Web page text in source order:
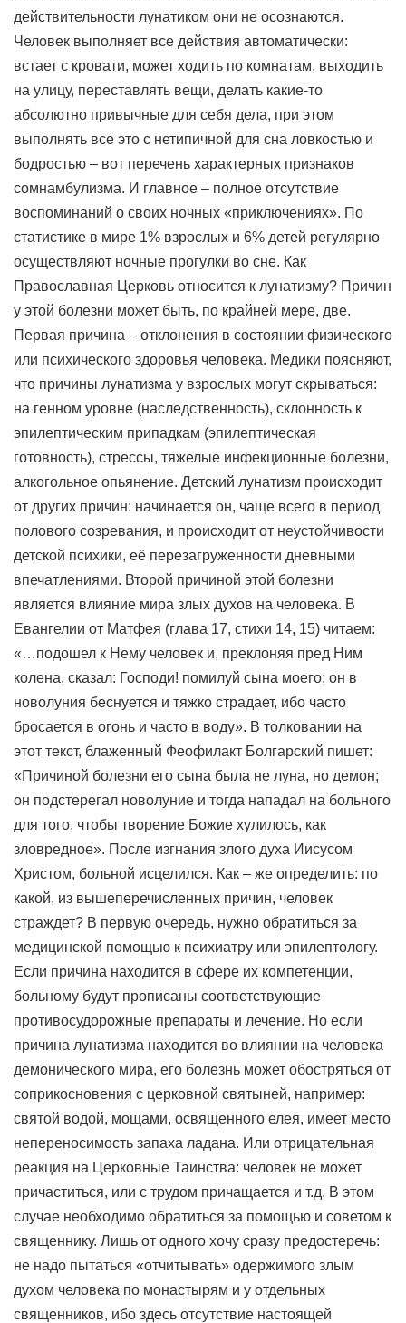
действительности лунатиком они не осознаются.
Человек выполняет все действия автоматически:
встает с кровати, может ходить по комнатам, выходить
на улицу, переставлять вещи, делать какие-то
абсолютно привычные для себя дела, при этом
выполнять все это с нетипичной для сна ловкостью и
бодростью – вот перечень характерных признаков
сомнамбулизма. И главное – полное отсутствие
воспоминаний о своих ночных «приключениях». По
статистике в мире 1% взрослых и 6% детей регулярно
осуществляют ночные прогулки во сне. Как
Православная Церковь относится к лунатизму? Причин
у этой болезни может быть, по крайней мере, две.
Первая причина – отклонения в состоянии физического
или психического здоровья человека. Медики поясняют,
что причины лунатизма у взрослых могут скрываться:
на генном уровне (наследственность), склонность к
эпилептическим припадкам (эпилептическая
готовность), стрессы, тяжелые инфекционные болезни,
алкогольное опьянение. Детский лунатизм происходит
от других причин: начинается он, чаще всего в период
полового созревания, и происходит от неустойчивости
детской психики, её перезагруженности дневными
впечатлениями. Второй причиной этой болезни
является влияние мира злых духов на человека. В
Евангелии от Матфея (глава 17, стихи 14, 15) читаем:
«…подошел к Нему человек и, преклоняя пред Ним
колена, сказал: Господи! помилуй сына моего; он в
новолуния беснуется и тяжко страдает, ибо часто
бросается в огонь и часто в воду». В толковании на
этот текст, блаженный Феофилакт Болгарский пишет:
«Причиной болезни его сына была не луна, но демон;
он подстерегал новолуние и тогда нападал на больного
для того, чтобы творение Божие хулилось, как
зловредное». После изгнания злого духа Иисусом
Христом, больной исцелился. Как – же определить: по
какой, из вышеперечисленных причин, человек
страждет? В первую очередь, нужно обратиться за
медицинской помощью к психиатру или эпилептологу.
Если причина находится в сфере их компетенции,
больному будут прописаны соответствующие
противосудорожные препараты и лечение. Но если
причина лунатизма находится во влиянии на человека
демонического мира, его болезнь может обостряться от
соприкосновения с церковной святыней, например:
святой водой, мощами, освященного елея, имеет место
непереносимость запаха ладана. Или отрицательная
реакция на Церковные Таинства: человек не может
причаститься, или с трудом причащается и т.д. В этом
случае необходимо обратиться за помощью и советом к
священнику. Лишь от одного хочу сразу предостеречь:
не надо пытаться «отчитывать» одержимого злым
духом человека по монастырям и у отдельных
священников, ибо здесь отсутствие настоящей